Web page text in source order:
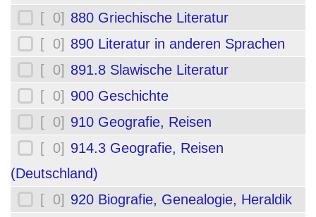
[ 0] 880 Griechische Literatur
[ 0] 890 Literatur in anderen Sprachen
[ 0] 891.8 Slawische Literatur
[ 0] 900 Geschichte
[ 0] 910 Geografie, Reisen
[ 0] 914.3 Geografie, Reisen
(Deutschland)
[ 0] 920 Biografie, Genealogie, Heraldik